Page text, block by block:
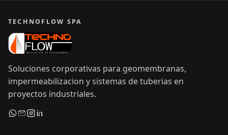
TECHNOFLOW SPA
Soluciones corporativas para geomembranas,
impermeabilizacion y sistemas de tuberias en
proyectos industriales.